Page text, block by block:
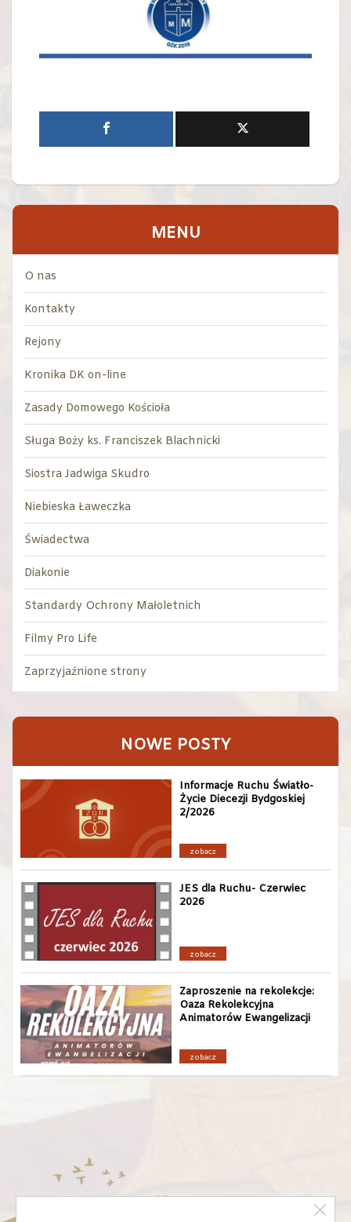
MENU
O nas
Kontakty
Rejony
Kronika DK on-line
Zasady Domowego Kościoła
Sługa Boży ks. Franciszek Blachnicki
Siostra Jadwiga Skudro
Niebieska Ławeczka
Świadectwa
Diakonie
Standardy Ochrony Małoletnich
Filmy Pro Life
Zaprzyjaźnione strony
NOWE POSTY
Informacje Ruchu Światło-
Życie Diecezji Bydgoskiej
2/2026
zobacz
JES dla Ruchu- Czerwiec
2026
zobacz
Zaproszenie na rekolekcje:
Oaza Rekolekcyjna
Animatorów Ewangelizacji
zobacz